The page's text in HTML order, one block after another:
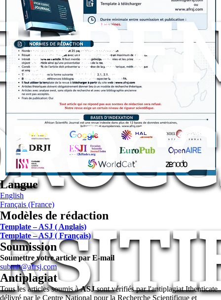
Langue
English
Français (France)
Modèles de rédaction
Template – ASJ ( Anglais)
Template – ASJ ( Français)
Soumission
Soumettre votre article par E-mail
submit@afrsj.com
Antiplagiat
Tous les articles soumis àASJsont vérifiés par l'antiplagiat Ithenticate
délivré par le Centre National pour la Recherche Scientifique et